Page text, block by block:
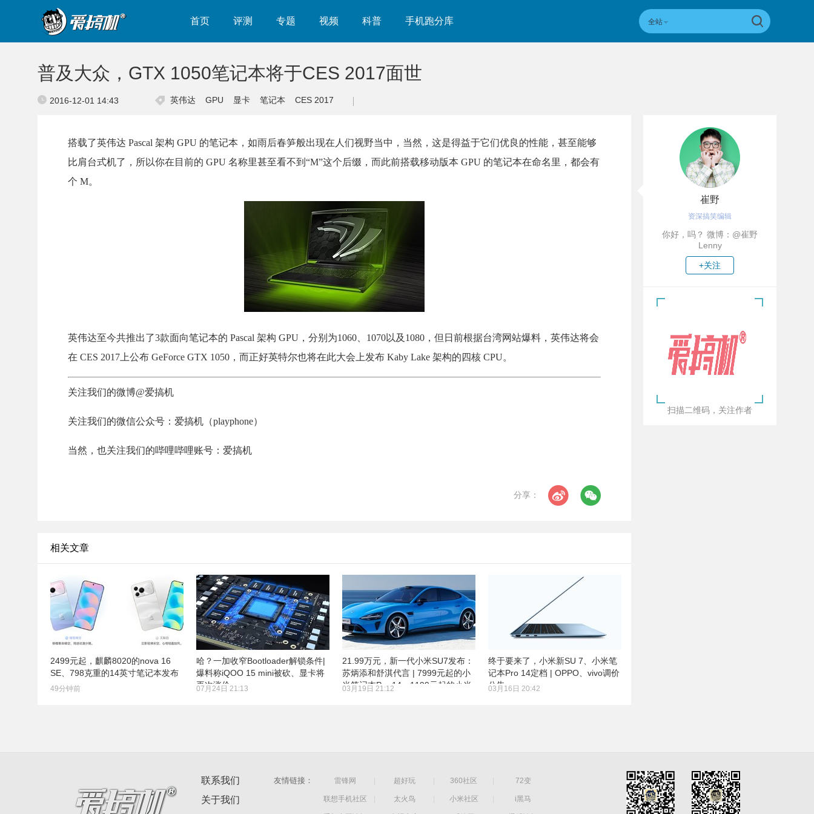
首页 评测 专题 视频 科普 手机跑分库 全站
普及大众，GTX 1050笔记本将于CES 2017面世
2016-12-01 14:43 英伟达 GPU 显卡 笔记本 CES 2017
搭载了英伟达 Pascal 架构 GPU 的笔记本，如雨后春笋般出现在人们视野当中，当然，这是得益于它们优良的性能，甚至能够
比肩台式机了，所以你在目前的 GPU 名称里甚至看不到“M”这个后缀，而此前搭载移动版本 GPU 的笔记本在命名里，都会有
个 M。
英伟达至今共推出了3款面向笔记本的 Pascal 架构 GPU，分别为1060、1070以及1080，但日前根据台湾网站爆料，英伟达将会
在 CES 2017上公布 GeForce GTX 1050，而正好英特尔也将在此大会上发布 Kaby Lake 架构的四核 CPU。
关注我们的微博@爱搞机
关注我们的微信公众号：爱搞机（playphone）
当然，也关注我们的哔哩哔哩账号：爱搞机
分享：
相关文章
2499元起，麒麟8020的nova 16
SE、798克重的14英寸笔记本发布
49分钟前
哈？一加收窄Bootloader解锁条件|
爆料称iQOO 15 mini被砍、显卡将
再次涨价
07月24日 21:13
21.99万元，新一代小米SU7发布：
苏炳添和舒淇代言 | 7999元起的小
米笔记本Pro 14、1199元起的小米
03月19日 21:12
终于要来了，小米新SU 7、小米笔
记本Pro 14定档 | OPPO、vivo调价
公告
03月16日 20:42
崔野
资深搞笑编辑
你好，吗？ 微博：@崔野
Lenny
+关注
扫描二维码，关注作者
联系我们
关于我们
友情链接： 雷锋网 超好玩 360社区 72变
联想手机社区 太火鸟 小米社区 i黑马